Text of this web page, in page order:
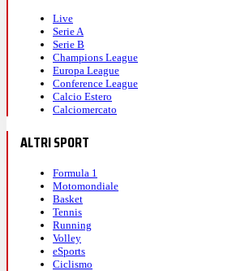
Live
Serie A
Serie B
Champions League
Europa League
Conference League
Calcio Estero
Calciomercato
ALTRI SPORT
Formula 1
Motomondiale
Basket
Tennis
Running
Volley
eSports
Ciclismo